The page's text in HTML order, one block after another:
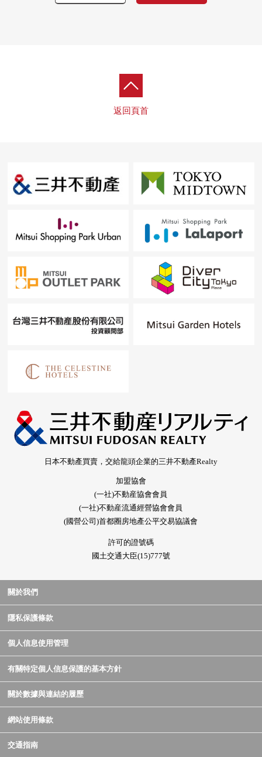
返回頁首
日本不動產買賣，交給龍頭企業的三井不動產Realty
加盟協會
(一社)不動産協會會員
(一社)不動産流通經營協會會員
(國營公司)首都圈房地產公平交易協議會
許可的證號碼
國土交通大臣(15)777號
關於我們
隱私保護條款
個人信息使用管理
有關特定個人信息保護的基本方針
關於數據與連結的履歷
網站使用條款
交通指南